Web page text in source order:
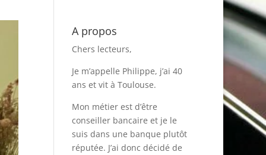
A propos
Chers lecteurs,
Je m’appelle Philippe, j’ai 40
ans et vit à Toulouse.
Mon métier est d’être
conseiller bancaire et je le
suis dans une banque plutôt
réputée. J’ai donc décidé de